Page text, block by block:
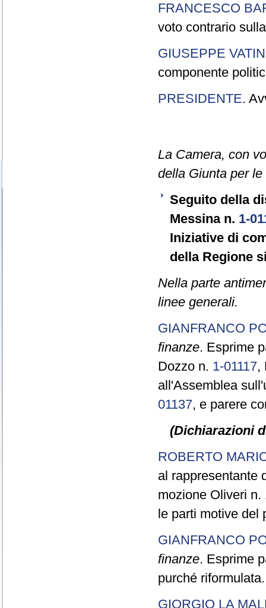
FRANCESCO
voto contrario
GIUSEPPE
componente
PRESIDENTE.
La Camera, con
della Giunta per
Seguito della
Messina n. 1-
Iniziative di
della Regione
Nella parte
linee generali.
GIANFRANCO
finanze. Esprime
Dozzo n. 1-01117,
all'Assemblea
01137, e parere
(Dichiarazioni
ROBERTO
al rappresentante
mozione Oliveri n.
le parti motive del
GIANFRANCO
finanze. Esprime
purché riformulata.
GIORGIO LA